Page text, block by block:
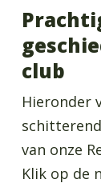
club
Hieronder
van onze
Klik op de